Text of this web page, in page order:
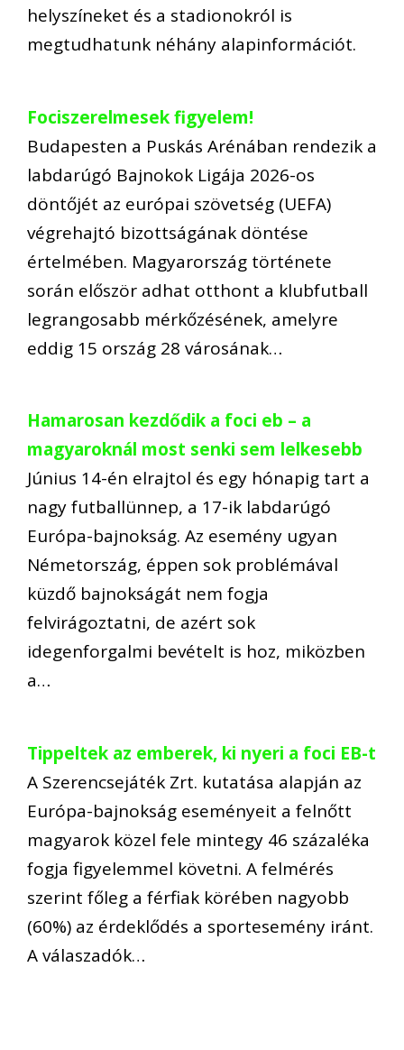
helyszíneket és a stadionokról is
megtudhatunk néhány alapinformációt.
Fociszerelmesek figyelem!
Budapesten a Puskás Arénában rendezik a
labdarúgó Bajnokok Ligája 2026-os
döntőjét az európai szövetség (UEFA)
végrehajtó bizottságának döntése
értelmében. Magyarország története
során először adhat otthont a klubfutball
legrangosabb mérkőzésének, amelyre
eddig 15 ország 28 városának…
Hamarosan kezdődik a foci eb – a
magyaroknál most senki sem lelkesebb
Június 14-én elrajtol és egy hónapig tart a
nagy futballünnep, a 17-ik labdarúgó
Európa-bajnokság. Az esemény ugyan
Németország, éppen sok problémával
küzdő bajnokságát nem fogja
felvirágoztatni, de azért sok
idegenforgalmi bevételt is hoz, miközben
a…
Tippeltek az emberek, ki nyeri a foci EB-t
A Szerencsejáték Zrt. kutatása alapján az
Európa-bajnokság eseményeit a felnőtt
magyarok közel fele mintegy 46 százaléka
fogja figyelemmel követni. A felmérés
szerint főleg a férfiak körében nagyobb
(60%) az érdeklődés a sportesemény iránt.
A válaszadók…